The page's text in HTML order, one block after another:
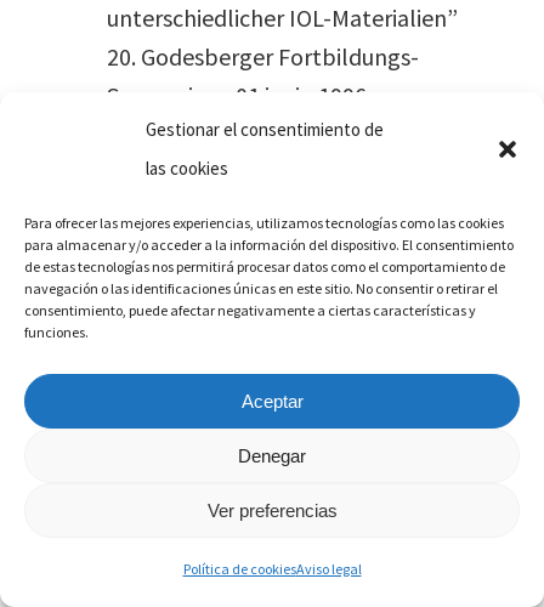
Gestionar el consentimiento de
las cookies
Para ofrecer las mejores experiencias, utilizamos tecnologías como las cookies
para almacenar y/o acceder a la información del dispositivo. El consentimiento
de estas tecnologías nos permitirá procesar datos como el comportamiento de
navegación o las identificaciones únicas en este sitio. No consentir o retirar el
consentimiento, puede afectar negativamente a ciertas características y
funciones.
Aceptar
Denegar
Ver preferencias
Política de cookiesAviso legal
unterschiedlicher IOL-Materialien”
20. Godesberger Fortbildungs-
Symposium. 01 junio 1996.
“Función visual de ojos
pseudofáquicos con LIO de PMMA,
silicona y acrílico.” LXII Congreso
Sdad. Oftalmol. Madrid. 2-6 octubre
1996.
Miembro en 1ª mesa redonda
“Alcon Acrysof”. .” LXII Congreso
Sdad. Oftalmol. Hotel Palace.
Madrid. 2-6 octubre 1996.
with selfsealing incisions”;&
„Phacoemulsification in a case of